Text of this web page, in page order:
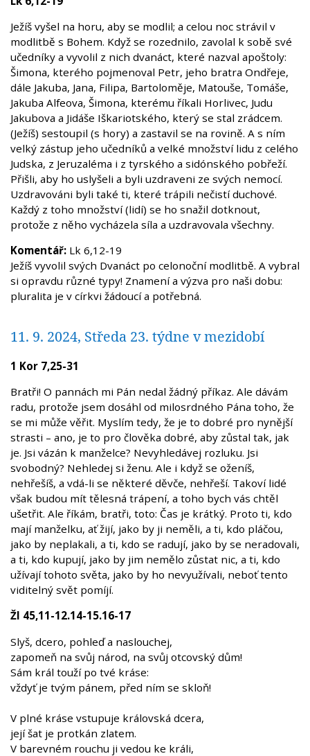
Ježíš vyšel na horu, aby se modlil; a celou noc strávil v
modlitbě s Bohem. Když se rozednilo, zavolal k sobě své
učedníky a vyvolil z nich dvanáct, které nazval apoštoly:
Šimona, kterého pojmenoval Petr, jeho bratra Ondřeje,
dále Jakuba, Jana, Filipa, Bartoloměje, Matouše, Tomáše,
Jakuba Alfeova, Šimona, kterému říkali Horlivec, Judu
Jakubova a Jidáše Iškariotského, který se stal zrádcem.
(Ježíš) sestoupil (s hory) a zastavil se na rovině. A s ním
velký zástup jeho učedníků a velké množství lidu z celého
Judska, z Jeruzaléma i z tyrského a sidónského pobřeží.
Přišli, aby ho uslyšeli a byli uzdraveni ze svých nemocí.
Uzdravováni byli také ti, které trápili nečistí duchové.
Každý z toho množství (lidí) se ho snažil dotknout,
protože z něho vycházela síla a uzdravovala všechny.
Komentář: Lk 6,12-19
Ježíš vyvolil svých Dvanáct po celonoční modlitbě. A vybral
si opravdu různé typy! Znamení a výzva pro naši dobu:
pluralita je v církvi žádoucí a potřebná.
11. 9. 2024, Středa 23. týdne v mezidobí
1 Kor 7,25-31
Bratři! O pannách mi Pán nedal žádný příkaz. Ale dávám
radu, protože jsem dosáhl od milosrdného Pána toho, že
se mi může věřit. Myslím tedy, že je to dobré pro nynější
strasti – ano, je to pro člověka dobré, aby zůstal tak, jak
je. Jsi vázán k manželce? Nevyhledávej rozluku. Jsi
svobodný? Nehledej si ženu. Ale i když se oženíš,
nehřešíš, a vdá-li se některé děvče, nehřeší. Takoví lidé
však budou mít tělesná trápení, a toho bych vás chtěl
ušetřit. Ale říkám, bratři, toto: Čas je krátký. Proto ti, kdo
mají manželku, ať žijí, jako by ji neměli, a ti, kdo pláčou,
jako by neplakali, a ti, kdo se radují, jako by se neradovali,
a ti, kdo kupují, jako by jim nemělo zůstat nic, a ti, kdo
užívají tohoto světa, jako by ho nevyužívali, neboť tento
viditelný svět pomíjí.
Žl 45,11-12.14-15.16-17
Slyš, dcero, pohleď a naslouchej,
zapomeň na svůj národ, na svůj otcovský dům!
Sám král touží po tvé kráse:
vždyť je tvým pánem, před ním se skloň!
V plné kráse vstupuje královská dcera,
její šat je protkán zlatem.
V barevném rouchu ji vedou ke králi,